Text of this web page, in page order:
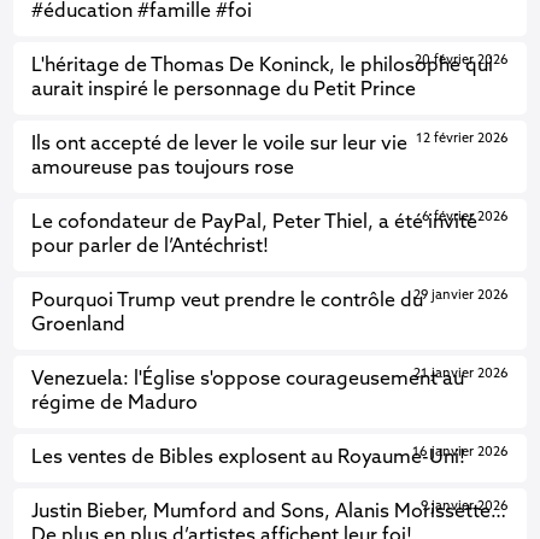
#éducation #famille #foi
L'héritage de Thomas De Koninck, le philosophe qui
aurait inspiré le personnage du Petit Prince
20 février 2026
Ils ont accepté de lever le voile sur leur vie
amoureuse pas toujours rose
12 février 2026
Le cofondateur de PayPal, Peter Thiel, a été invité
pour parler de l’Antéchrist!
6 février 2026
Pourquoi Trump veut prendre le contrôle du
Groenland
29 janvier 2026
Venezuela: l'Église s'oppose courageusement au
régime de Maduro
21 janvier 2026
Les ventes de Bibles explosent au Royaume-Uni!
16 janvier 2026
Justin Bieber, Mumford and Sons, Alanis Morissette…
9 janvier 2026